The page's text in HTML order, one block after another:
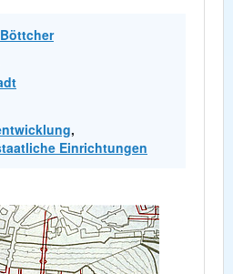
,
Einrichtungen